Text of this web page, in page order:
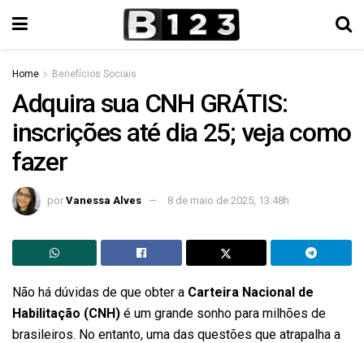
Home Benefícios Sociais
Adquira sua CNH GRÁTIS:
inscrições até dia 25; veja como
fazer
por Vanessa Alves 8 de maio de 2025, 13:48h
Não há dúvidas de que obter a Carteira Nacional de
Habilitação (CNH) é um grande sonho para milhões de
brasileiros. No entanto, uma das questões que atrapalha a